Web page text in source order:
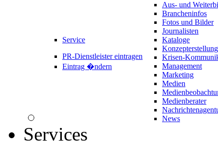
Service
PR-Dienstleister eintragen
Eintrag �ndern
Aus- und
Brancheninfos
Fotos und Bilder
Journalisten
Kataloge
Konzepterstellung
Krisen-
Management
Marketing
Medien
Medienberater
News
Services